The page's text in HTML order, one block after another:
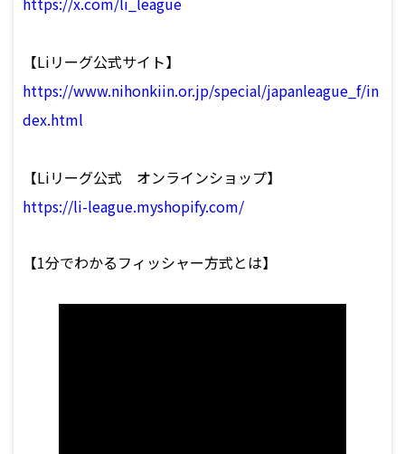
【Liリーグ公式サイト】
https://www.nihonkiin.or.jp/special/japanleague_f/in
dex.html
【Liリーグ公式 オンラインショップ】
https://li-league.myshopify.com/
【1分でわかるフィッシャー方式とは】